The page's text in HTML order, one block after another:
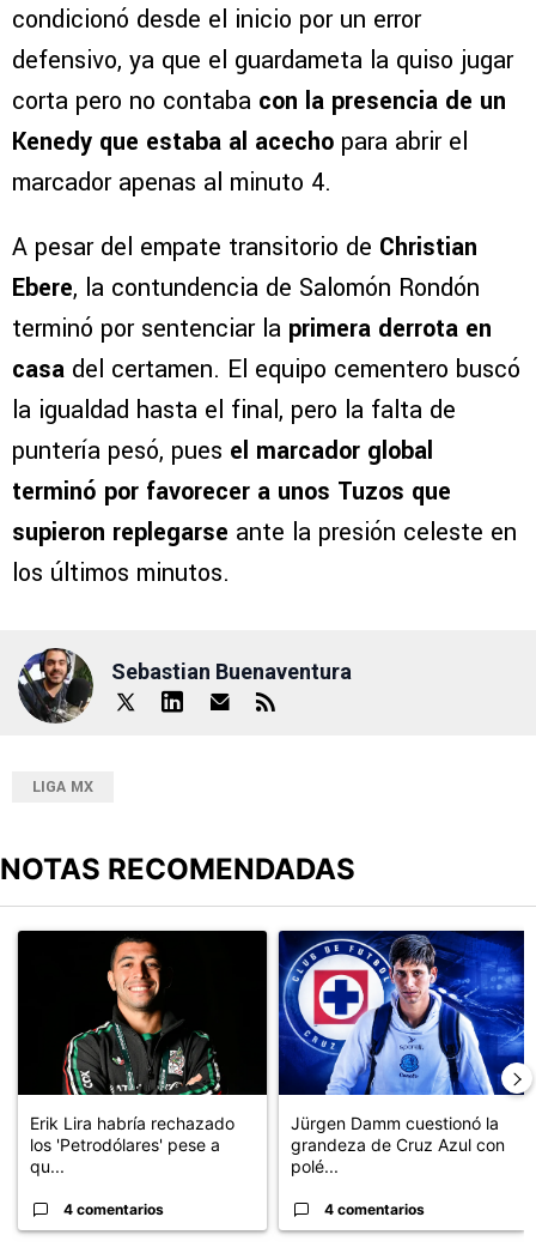
condicionó desde el inicio por un error
defensivo, ya que el guardameta la quiso jugar
corta pero no contaba con la presencia de un
Kenedy que estaba al acecho para abrir el
marcador apenas al minuto 4.
A pesar del empate transitorio de Christian
Ebere, la contundencia de Salomón Rondón
terminó por sentenciar la primera derrota en
casa del certamen. El equipo cementero buscó
la igualdad hasta el final, pero la falta de
puntería pesó, pues el marcador global
terminó por favorecer a unos Tuzos que
supieron replegarse ante la presión celeste en
los últimos minutos.
Sebastian Buenaventura
LIGA MX
NOTAS RECOMENDADAS
Un artículo de tendencia con el título "Erik Lira habría
Erik Lira habría rechazado
los 'Petrodólares' pese a
qu...
4 comentarios
Un artículo de tendencia con el
Jürgen Damm cuestionó la
grandeza de Cruz Azul con
polé...
4 comentarios